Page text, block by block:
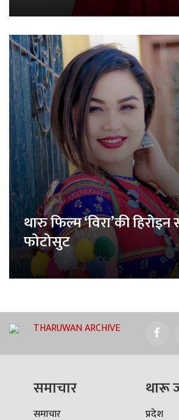
थारु फिल्म ‘विरा’की
फोटोसुट
THARUWAN ARCHIVE
समाचार
समाचार
थारू
प्रदेश